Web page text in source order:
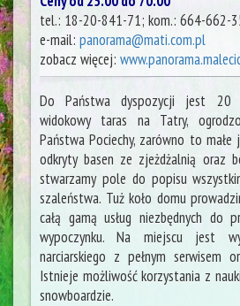
tel.: 18-20-841-71; kom.: 664-662-
e-mail: panorama@mati.com.pl
zobacz więcej:
Do Państwa dyspozycji jest 20
widokowy taras na Tatry,
Państwa Pociechy, zarówno to
odkryty basen ze zjeżdżalnią oraz
stwarzamy pole do popisu
szaleństwa. Tuż koło domu
całą gamą usług niezbędnych do
wypoczynku. Na miejscu jest
narciarskiego z pełnym serwisem
Istnieje możliwość korzystania z
snowboardzie.